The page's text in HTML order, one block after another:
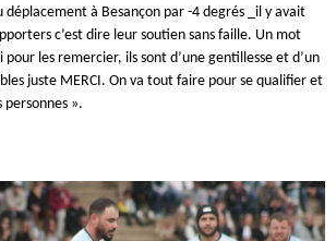
déplacement à Besançon par -4 degrés _il y avait
c’est dire leur soutien sans faille. Un mot
pour les remercier, ils sont d’une gentillesse et d’un
juste MERCI. On va tout faire pour se qualifier et
».